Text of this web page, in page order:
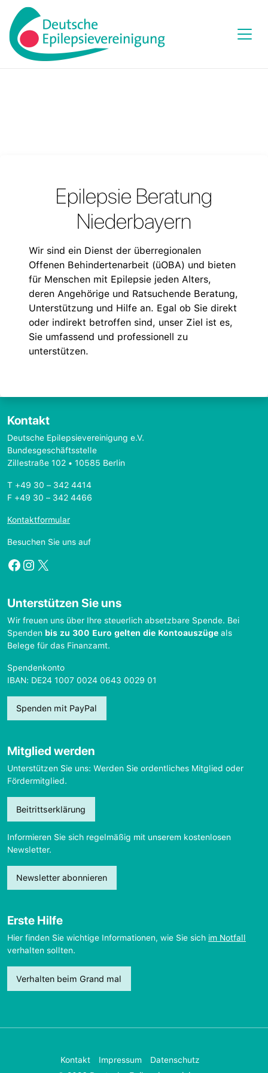
Epilepsie Beratung
Niederbayern
Wir sind ein Dienst der überregionalen
Offenen Behindertenarbeit (üOBA) und bieten
für Menschen mit Epilepsie jeden Alters,
deren Angehörige und Ratsuchende Beratung,
Unterstützung und Hilfe an. Egal ob Sie direkt
oder indirekt betroffen sind, unser Ziel ist es,
Sie umfassend und professionell zu
unterstützen.
Kontakt
Deutsche Epilepsievereinigung e.V.
Bundesgeschäftsstelle
Zillestraße 102 • 10585 Berlin
T +49 30 – 342 4414
F +49 30 – 342 4466
Kontaktformular
Besuchen Sie uns auf
Facebook
Instagram
X
Unterstützen Sie uns
Wir freuen uns über Ihre steuerlich absetzbare Spende. Bei
Spenden bis zu 300 Euro gelten die Kontoauszüge als
Belege für das Finanzamt.
Spendenkonto
IBAN: DE24 1007 0024 0643 0029 01
Spenden mit PayPal
Mitglied werden
Unterstützen Sie uns: Werden Sie ordentliches Mitglied oder
Fördermitglied.
Beitrittserklärung
Informieren Sie sich regelmäßig mit unserem kostenlosen
Newsletter.
Newsletter abonnieren
Erste Hilfe
Hier finden Sie wichtige Informationen, wie Sie sich im Notfall
verhalten sollten.
Verhalten beim Grand mal
Kontakt Impressum
Datenschutz